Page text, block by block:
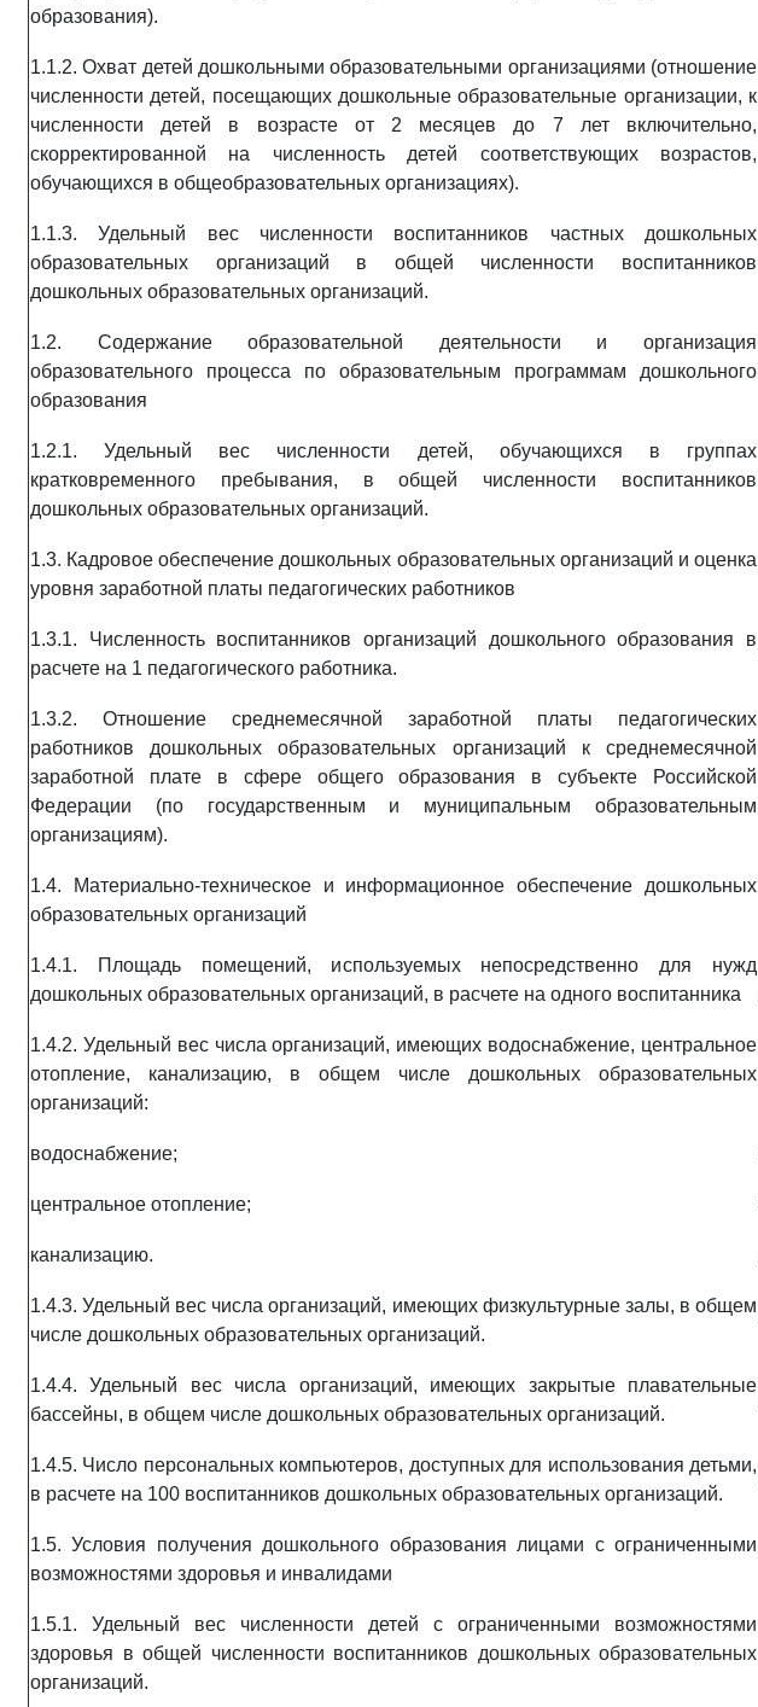
образования).
1.1.2. Охват детей дошкольными образовательными организациями (отношение
численности детей, посещающих дошкольные образовательные организации, к
численности детей в возрасте от 2 месяцев до 7 лет включительно,
скорректированной на численность детей соответствующих возрастов,
обучающихся в общеобразовательных организациях).
1.1.3. Удельный вес численности воспитанников частных дошкольных
образовательных организаций в общей численности воспитанников
дошкольных образовательных организаций.
1.2. Содержание образовательной деятельности и организация
образовательного процесса по образовательным программам дошкольного
образования
1.2.1. Удельный вес численности детей, обучающихся в группах
кратковременного пребывания, в общей численности воспитанников
дошкольных образовательных организаций.
1.3. Кадровое обеспечение дошкольных образовательных организаций и оценка
уровня заработной платы педагогических работников
1.3.1. Численность воспитанников организаций дошкольного образования в
расчете на 1 педагогического работника.
1.3.2. Отношение среднемесячной заработной платы педагогических
работников дошкольных образовательных организаций к среднемесячной
заработной плате в сфере общего образования в субъекте Российской
Федерации (по государственным и муниципальным образовательным
организациям).
1.4. Материально-техническое и информационное обеспечение дошкольных
образовательных организаций
1.4.1. Площадь помещений, используемых непосредственно для нужд
дошкольных образовательных организаций, в расчете на одного воспитанника
1.4.2. Удельный вес числа организаций, имеющих водоснабжение, центральное
отопление, канализацию, в общем числе дошкольных образовательных
организаций:
водоснабжение;
центральное отопление;
канализацию.
1.4.3. Удельный вес числа организаций, имеющих физкультурные залы, в общем
числе дошкольных образовательных организаций.
1.4.4. Удельный вес числа организаций, имеющих закрытые плавательные
бассейны, в общем числе дошкольных образовательных организаций.
1.4.5. Число персональных компьютеров, доступных для использования детьми,
в расчете на 100 воспитанников дошкольных образовательных организаций.
1.5. Условия получения дошкольного образования лицами с ограниченными
возможностями здоровья и инвалидами
1.5.1. Удельный вес численности детей с ограниченными возможностями
здоровья в общей численности воспитанников дошкольных образовательных
организаций.